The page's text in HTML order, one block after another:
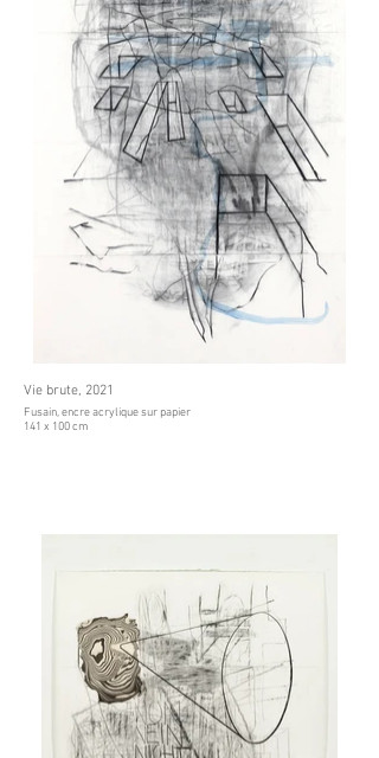
Vie brute, 2021
Fusain, encre acrylique sur papier
141 x 100 cm